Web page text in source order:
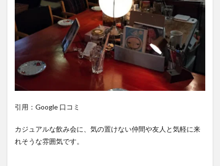
引用：Google 口コミ
カジュアルな飲み会に、気の置けない仲間や友人と気軽に来
れそうな雰囲気です。